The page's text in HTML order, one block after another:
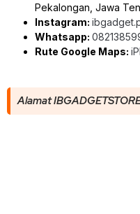
Pekalongan, Jawa
Instagram:
Whatsapp:
Rute Google Maps:
Alamat